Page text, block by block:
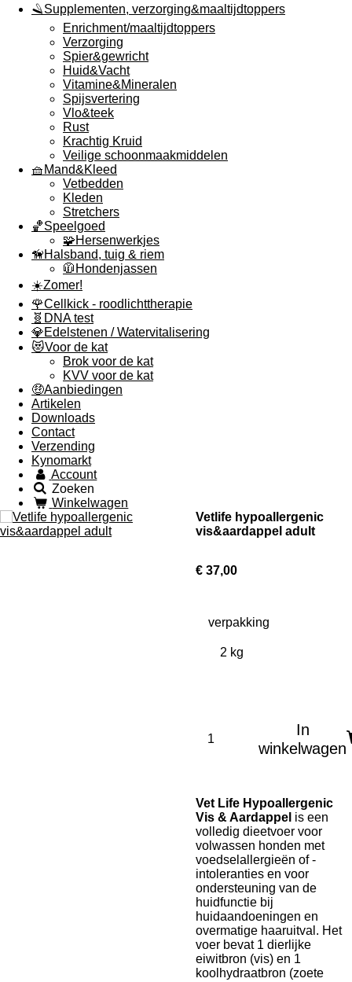
🪒Supplementen, verzorging&maaltijdtoppers
Enrichment/maaltijdtoppers
Verzorging
Spier&gewricht
Huid&Vacht
Vitamine&Mineralen
Spijsvertering
Vlo&teek
Rust
Krachtig Kruid
Veilige schoonmaakmiddelen
🧺Mand&Kleed
Vetbedden
Kleden
Stretchers
🏀Speelgoed
🧩Hersenwerkjes
🦮Halsband, tuig & riem
🧥Hondenjassen
☀️Zomer!
🌹Cellkick - roodlichttherapie
🧬DNA test
💎Edelstenen / Watervitalisering
😻Voor de kat
Brok voor de kat
KVV voor de kat
🤑Aanbiedingen
Artikelen
Downloads
Contact
Verzending
Kynomarkt
Account
Zoeken
Winkelwagen
Vetlife hypoallergenic
vis&aardappel adult
€ 37,00
verpakking
In
winkelwagen
Vet Life Hypoallergenic
Vis & Aardappel is een
volledig dieetvoer voor
volwassen honden met
voedselallergieën of -
intoleranties en voor
ondersteuning van de
huidfunctie bij
huidaandoeningen en
overmatige haaruitval. Het
voer bevat 1 dierlijke
eiwitbron (vis) en 1
koolhydraatbron (zoete